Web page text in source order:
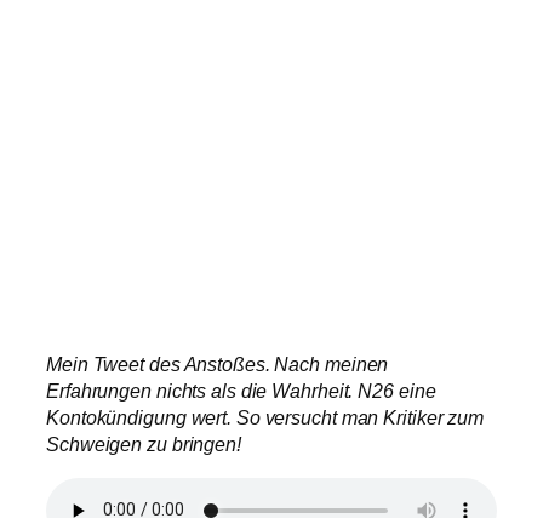
Mein Tweet des Anstoßes. Nach meinen
Erfahrungen nichts als die Wahrheit. N26 eine
Kontokündigung wert. So versucht man Kritiker zum
Schweigen zu bringen!